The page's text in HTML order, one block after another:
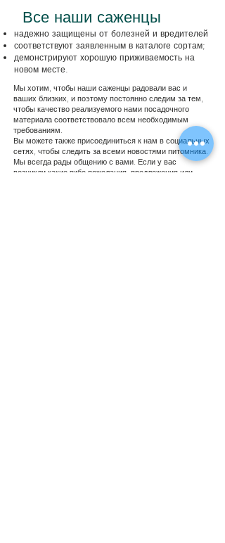
Все наши саженцы
надежно защищены от болезней и вредителей
соответствуют заявленным в каталоге сортам;
демонстрируют хорошую приживаемость на
новом месте.
Мы хотим, чтобы наши саженцы радовали вас и
ваших близких, и поэтому постоянно следим за тем,
чтобы качество реализуемого нами посадочного
материала соответствовало всем необходимым
требованиям.
Вы можете также присоединиться к нам в социальных
сетях, чтобы следить за всеми новостями питомника.
Мы всегда рады общению с вами. Если у вас
возникли какие-либо пожелания, предложения или